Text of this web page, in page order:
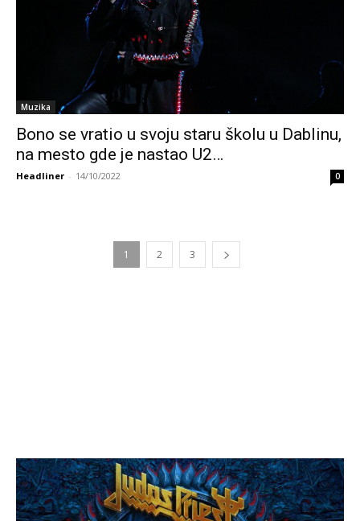
Muzika
Bono se vratio u svoju staru školu u Dablinu,
na mesto gde je nastao U2…
Headliner - 14/10/2022 0
1 2 3